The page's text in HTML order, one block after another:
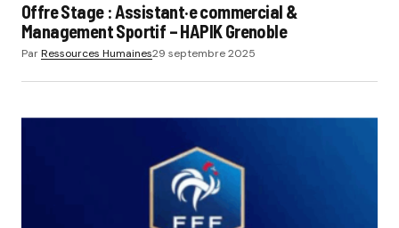
Offre Stage : Assistant·e commercial &
Management Sportif – HAPIK Grenoble
ParRessources Humaines29 septembre 2025